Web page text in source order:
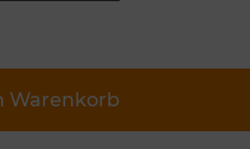
Warenkorb